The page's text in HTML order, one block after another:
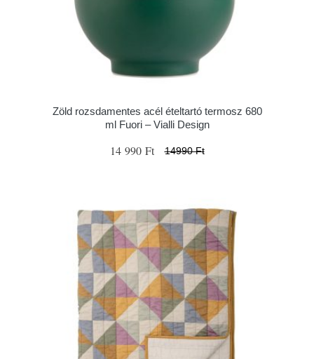
Zöld rozsdamentes acél ételtartó termosz 680
ml Fuori – Vialli Design
14 990 Ft 14990 Ft